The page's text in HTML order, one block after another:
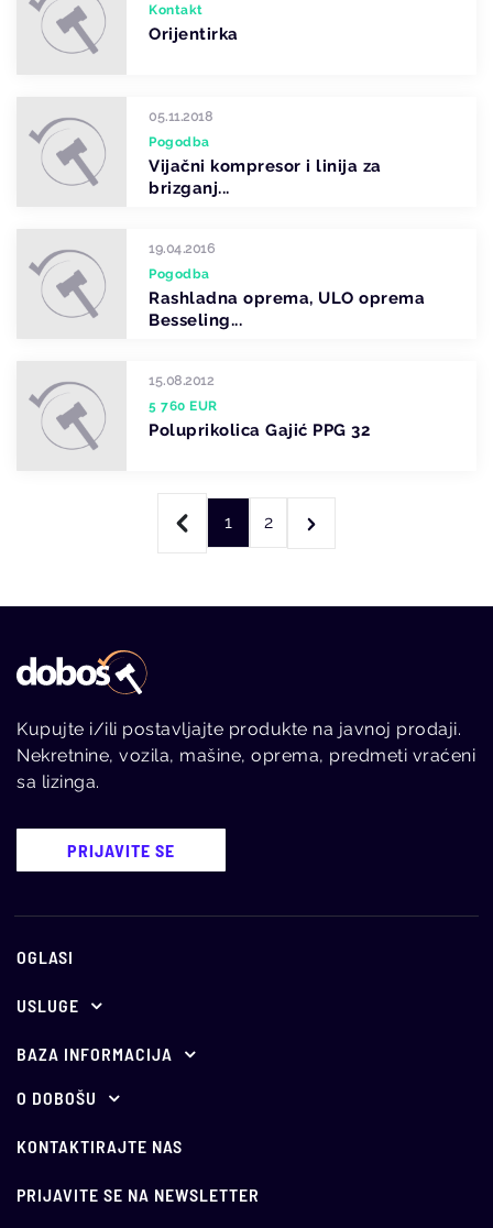
Kontakt
Orijentirka
05.11.2018
Pogodba
Vijačni kompresor i linija za
brizganj...
19.04.2016
Pogodba
Rashladna oprema, ULO oprema
Besseling...
15.08.2012
5 760 EUR
Poluprikolica Gajić PPG 32
1 2
Kupujte i/ili postavljajte produkte na javnoj prodaji.
Nekretnine, vozila, mašine, oprema, predmeti vraćeni
sa lizinga.
PRIJAVITE SE
OGLASI
USLUGE
Ponuda za oglašavanje
E-aukcije
Holandske aukcije
Oglašavajte se kod nas
BAZA INFORMACIJA
Propisi
Vesti
Info
O DOBOŠU
O nama
Vodič kroz javno nadmetanje
KONTAKTIRAJTE NAS
PRIJAVITE SE NA NEWSLETTER